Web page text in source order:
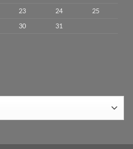
23 24
25
30 31